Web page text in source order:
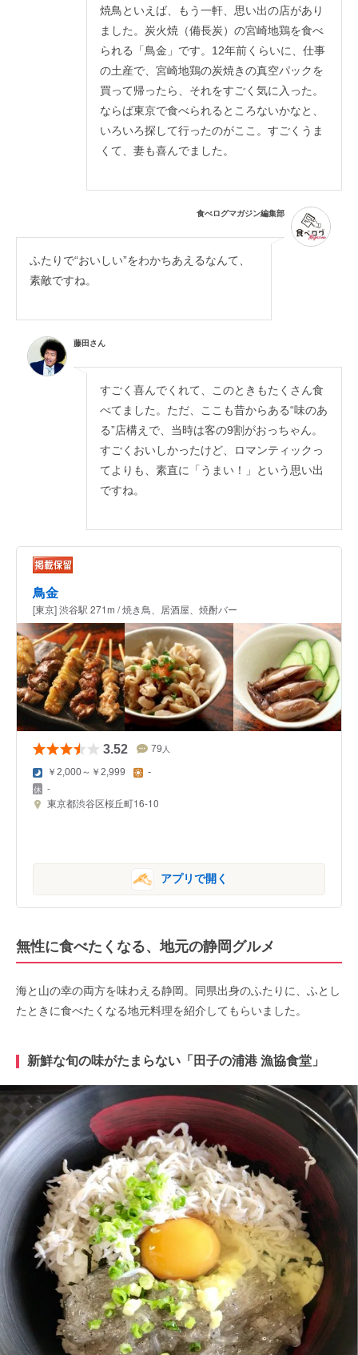
焼鳥といえば、もう一軒、思い出の店があり
ました。炭火焼（備長炭）の宮崎地鶏を食べ
られる「鳥金」です。12年前くらいに、仕事
の土産で、宮崎地鶏の炭焼きの真空パックを
買って帰ったら、それをすごく気に入った。
ならば東京で食べられるところないかなと、
いろいろ探して行ったのがここ。すごくうま
くて、妻も喜んでました。
食べログマガジン編集部
ふたりで“おいしい”をわかちあえるなんて、
素敵ですね。
藤田さん
すごく喜んでくれて、このときもたくさん食
べてました。ただ、ここも昔からある“味のあ
る”店構えで、当時は客の9割がおっちゃん。
すごくおいしかったけど、ロマンティックっ
てよりも、素直に「うまい！」という思い出
ですね。
鳥金
[東京] 渋谷駅 271m / 焼き鳥、居酒屋、焼酎バー
3.52 79 人
￥2,000～￥2,999 -
-
東京都渋谷区桜丘町16-10
アプリで開く
無性に食べたくなる、地元の静岡グルメ
海と山の幸の両方を味わえる静岡。同県出身のふたりに、ふとし
たときに食べたくなる地元料理を紹介してもらいました。
新鮮な旬の味がたまらない「田子の浦港 漁協食堂」